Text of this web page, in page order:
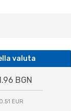
valuta
BGN
EUR